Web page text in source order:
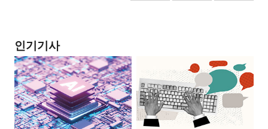
인기기사